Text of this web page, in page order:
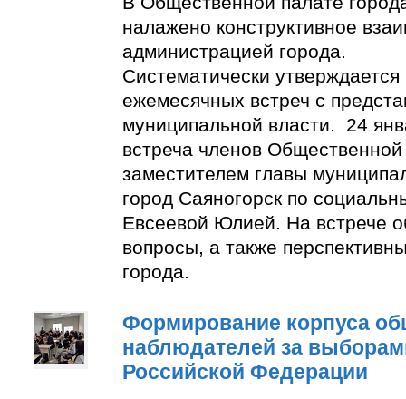
налажено конструктивное
администрацией города.
Систематически утверждается
ежемесячных встреч с
муниципальной власти. 24
встреча членов
заместителем главы
город Саяногорск по
Евсеевой Юлией. На встрече
вопросы, а также
города.
Формирование корпуса
наблюдателей за
Российской Федерации